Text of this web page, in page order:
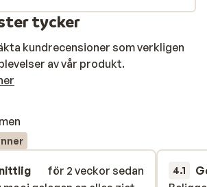
tycker
kundrecensioner som verkligen
av vår produkt.
för 2 veckor sedan
4.1